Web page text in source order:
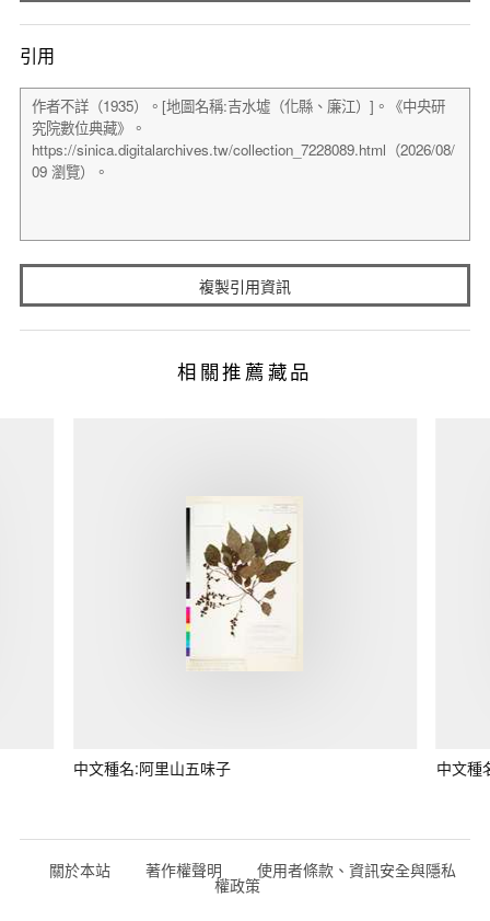
引用
複製引用資訊
相關推薦藏品
中文種名:阿里山五味子 中文種
關於本站 著作權聲明 使用者條款、資訊安全與隱私
權政策